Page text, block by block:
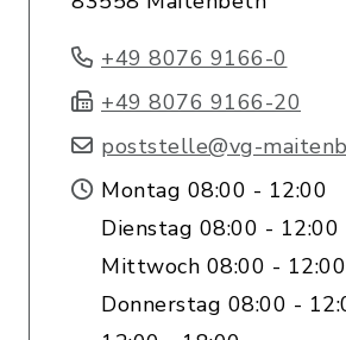
+49 8076 9166-0
+49 8076 9166-20
poststelle@vg-
Montag 08:00 - 12:00
Dienstag 08:00 - 12:00
Mittwoch 08:00 - 12:00
Donnerstag 08:00 -